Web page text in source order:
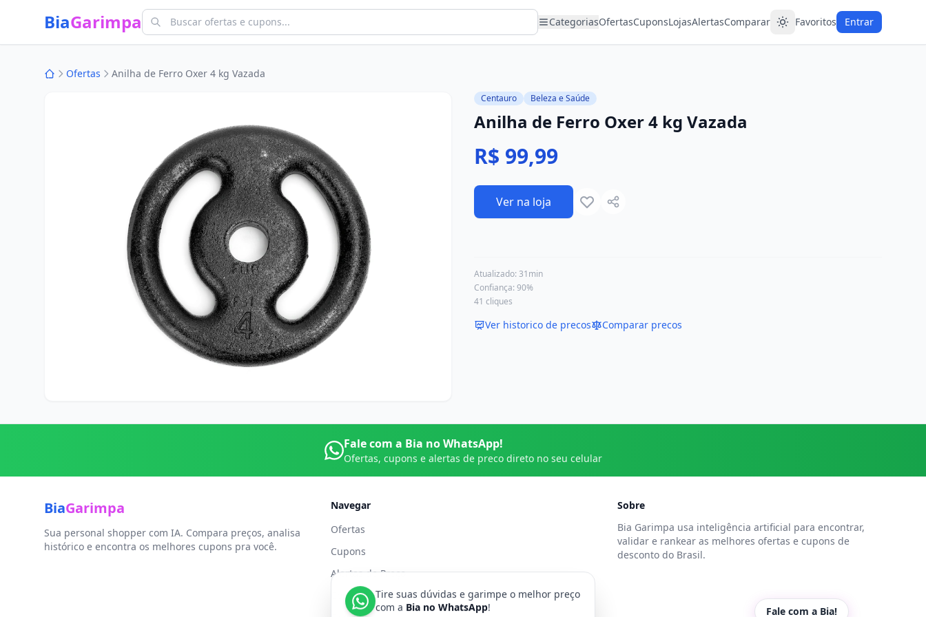
BiaGarimpa CategoriasOfertasCuponsLojasAlertasComparar Favoritos Entrar
Ofertas Anilha de Ferro Oxer 4 kg Vazada
Centauro Beleza e Saúde
Anilha de Ferro Oxer 4 kg Vazada
R$ 99,99
Ver na loja
Atualizado: 31min
Confiança: 90%
41 cliques
Ver historico de precos Comparar precos
Fale com a Bia no WhatsApp!
Ofertas, cupons e alertas de preco direto no seu celular
BiaGarimpa
Sua personal shopper com IA. Compara preços, analisa
histórico e encontra os melhores cupons pra você.
Navegar
Ofertas
Cupons
Alertas de Preço
Comparar Preços
Sobre
Bia Garimpa usa inteligência artificial para encontrar,
validar e rankear as melhores ofertas e cupons de
desconto do Brasil.
Fale com a Bia!
Tire suas dúvidas e garimpe o melhor preço
com a Bia no WhatsApp!